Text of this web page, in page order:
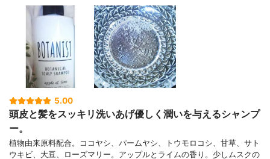
5.00
頭皮と髪をスッキリ洗いあげ優しく潤いを与えるシャンプ
ー。
植物由来原料配合。ココヤシ、パームヤシ、トウモロコシ、甘草、サト
ウキビ、大豆、ローズマリー。アップルとライムの香り。少しムスクの